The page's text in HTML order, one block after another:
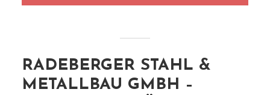
RADEBERGER STAHL &
METALLBAU GMBH –